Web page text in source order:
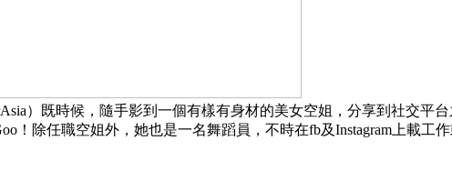
）既時候，隨手影到一個有樣有身材的美女空姐，分享到社交平
！除任職空姐外，她也是一名舞蹈員，不時在fb及Instagram上載